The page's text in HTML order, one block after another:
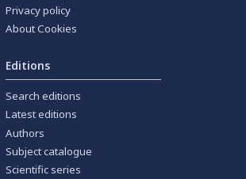
Privacy policy
About Cookies
Editions
Search editions
Latest editions
Authors
Subject catalogue
Scientific series